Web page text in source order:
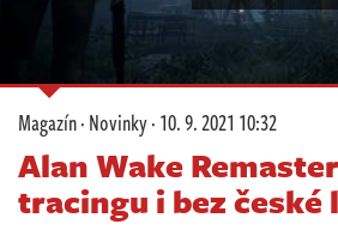
Komunita
Redakce
Živě
Magazín·Novinky·10. 9. 2021 10:32
Alan Wake
tracingu i bez české